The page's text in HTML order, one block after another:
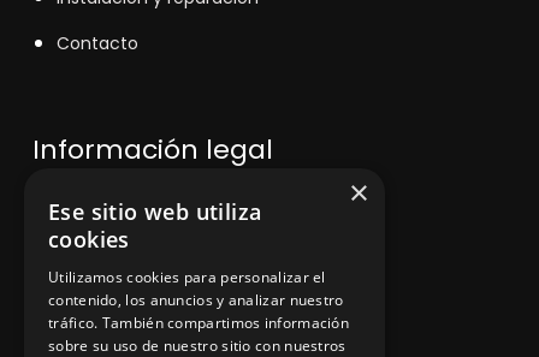
Contacto
Información legal
Política de privacidad
Aviso legal
×
Ese sitio web utiliza
cookies
Utilizamos cookies para personalizar el
contenido, los anuncios y analizar nuestro
tráfico. También compartimos información
sobre su uso de nuestro sitio con nuestros